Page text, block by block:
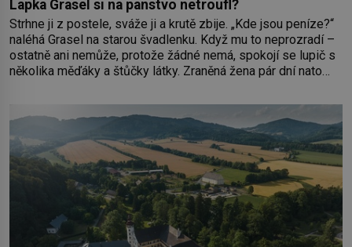
Lapka Grasel si na panstvo netroufl?
Strhne ji z postele, sváže ji a krutě zbije. „Kde jsou peníze?“
naléhá Grasel na starou švadlenku. Když mu to neprozradí –
ostatně ani nemůže, protože žádné nemá, spokojí se lupič s
několika měďáky a štůčky látky. Zraněná žena pár dní nato
dlouho po jeho smrti